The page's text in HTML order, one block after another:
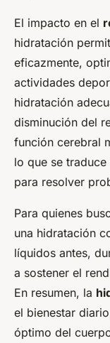
El impacto en el
hidratación
eficazmente,
actividades
hidratación
disminución del
función cerebral
lo que se
para resolver
Para quienes
una hidratación
líquidos antes,
a sostener el
En resumen, la
el bienestar
óptimo del